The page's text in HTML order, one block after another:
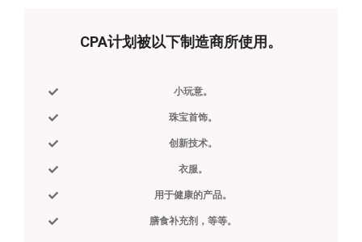
CPA计划被以下制造商所使用。
小玩意。
珠宝首饰。
创新技术。
衣服。
用于健康的产品。
膳食补充剂，等等。